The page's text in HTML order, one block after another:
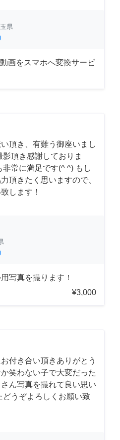
県
画をスマホへ変換サービ
頂き、有難う御座いまし
頂き感謝しておりま
常に満足です(^ ^) もし
頂きたく思いますので、
します！
写真を撮ります！
¥3,000
付き合い頂きありがとう
笑わない子で大変だった
ん写真を撮れて良い思い
どうぞよろしくお願い致